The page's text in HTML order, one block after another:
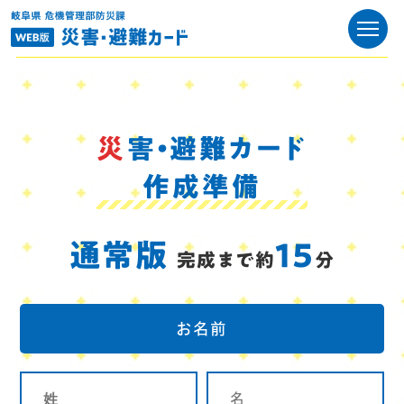
災害・避難カード
作成準備
通常版 完成まで約15 分
お名前